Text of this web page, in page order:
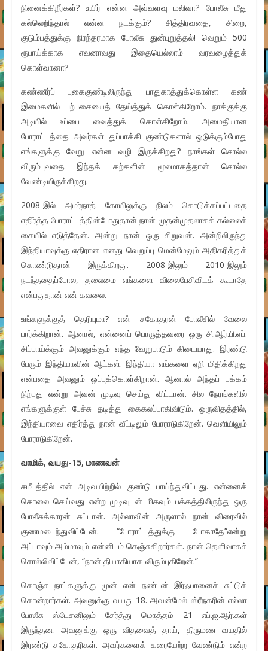
நினைக்கிறீர்கள்? உயிர் என்ன அவ்வளவு மலிவா? போலீசு மீது
கல்லெறிந்தால் என்ன நடக்கும்? சித்திரவதை, சிறை,
குடும்பத்துக்கு நிரந்தரமாக போலீசு துன்புறுத்தல்! வெறும் 500
ரூபாய்க்காக எவனாவது இதையெல்லாம் வரவழைத்துக்
கொள்வானா?
கண்ணீர்ப் புகைகுண்டிலிருந்து பாதுகாத்துக்கொள்ள கண்
இமைகளில் பற்பசையைத் தேய்த்துக் கொள்கிறோம். நாக்குக்கு
அடியில் உப்பை வைத்துக் கொள்கிறோம். அமைதியான
போராட்டத்தை அவர்கள் துப்பாக்கி குண்டுகளால் ஒடுக்கும்போது
எங்களுக்கு வேறு என்ன வழி இருக்கிறது? நாங்கள் சொல்ல
விரும்புவதை இந்தக் கற்களின் மூலமாகத்தான் சொல்ல
வேண்டியிருக்கிறது.
2008-இல் அமர்நாத் கோயிலுக்கு நிலம் கொடுக்கப்பட்டதை
எதிர்த்த போராட்டத்தின்போதுதான் நான் முதன்முதலாகக் கல்லைக்
கையில் எடுத்தேன். அன்று நான் ஒரு சிறுவன். அன்றிலிருந்து
இந்தியாவுக்கு எதிரான எனது வெறுப்பு மென்மேலும் அதிகரித்துக்
கொண்டுதான் இருக்கிறது. 2008-இலும் 2010-இலும்
நடந்ததைப்போல, தலைமை எங்களை விலைபேசிவிடக் கூடாதே
என்பதுதான் என் கவலை.
உங்களுக்குத் தெரியுமா? என் சகோதரன் போலீசில் வேலை
பார்க்கிறான். ஆனால், என்னைப் பொருத்தவரை ஒரு சி.ஆர்.பி.எப்.
சிப்பாய்க்கும் அவனுக்கும் எந்த வேறுபாடும் கிடையாது. இரண்டு
பேரும் இந்தியாவின் ஆட்கள். இந்தியா எங்களை ஏறி மிதிக்கிறது
என்பதை அவனும் ஒப்புக்கொள்கிறான். ஆனால் அந்தப் பக்கம்
நிற்பது என்று அவன் முடிவு செய்து விட்டான். சில நேரங்களில்
எங்களுக்குள் பேச்சு தடித்து கைகலப்பாகிவிடும். ஒருவிதத்தில்,
இந்தியாவை எதிர்த்து நான் வீட்டிலும் போராடுகிறேன். வெளியிலும்
போராடுகிறேன்.
வாமிக், வயது-15, மாணவன்
சமீபத்தில் என் அடிவயிற்றில் குண்டு பாய்ந்துவிட்டது. என்னைக்
கொலை செய்வது என்ற முடிவுடன் மிகவும் பக்கத்திலிருந்து ஒரு
போலீசுக்காரன் சுட்டான். அல்லாவின் அருளால் நான் விரைவில்
குணமடைந்துவிட்டேன். “போராட்டத்துக்கு போகாதே”என்று
அப்பாவும் அம்மாவும் என்னிடம் கெஞ்சுகிறார்கள். நான் தெளிவாகச்
சொல்லிவிட்டேன், “நான் தியாகியாக விரும்புகிறேன்.”
கொஞ்ச நாட்களுக்கு முன் என் நண்பன் இர்ஃபானைச் சுட்டுக்
கொன்றார்கள். அவனுக்கு வயது 18. அவன்மேல் ஸ்ரீநகரின் எல்லா
போலீசு ஸ்டேசனிலும் சேர்த்து மொத்தம் 21 எப்.ஐ.ஆர்.கள்
இருந்தன. அவனுக்கு ஒரு விதவைத் தாய், திருமண வயதில்
இரண்டு சகோதரிகள். அவர்களைக் கரையேற்ற வேண்டும் என்ற